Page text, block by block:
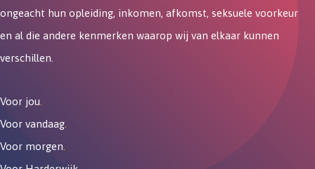
ongeacht hun opleiding, inkomen, afkomst, seksuele voorkeur
en al die andere kenmerken waarop wij van elkaar kunnen
verschillen.
Voor jou
Voor vandaag
Voor morgen